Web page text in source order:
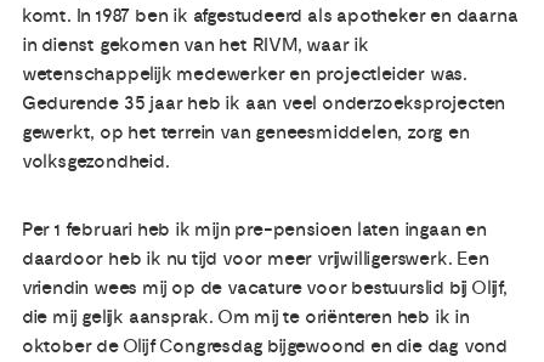
komt. In 1987 ben ik afgestudeerd als apotheker en daarna
in dienst gekomen van het RIVM, waar ik
wetenschappelijk medewerker en projectleider was.
Gedurende 35 jaar heb ik aan veel onderzoeksprojecten
gewerkt, op het terrein van geneesmiddelen, zorg en
volksgezondheid.
Per 1 februari heb ik mijn pre-pensioen laten ingaan en
daardoor heb ik nu tijd voor meer vrijwilligerswerk. Een
vriendin wees mij op de vacature voor bestuurslid bij Olijf,
die mij gelijk aansprak. Om mij te oriënteren heb ik in
oktober de Olijf Congresdag bijgewoond en die dag vond